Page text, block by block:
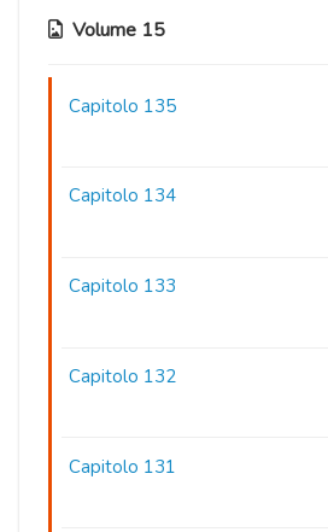
Volume 15
Capitolo 135
Capitolo 134
Capitolo 133
Capitolo 132
Capitolo 131